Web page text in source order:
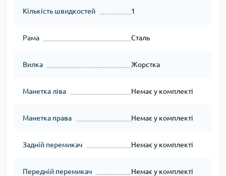
Кількість швидкостей 1
Рама Сталь
Вилка Жорстка
Манетка ліва Немає у комплекті
Манетка права Немає у комплекті
Задній перемикач Немає у комплекті
Передній перемикач Немає у комплекті